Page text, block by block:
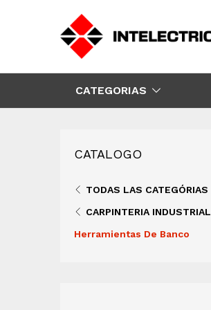
CATEGORIAS
CATALOGO
TODAS LAS CATEGÓRIAS
CARPINTERIA INDUSTRIAL
Herramientas De Banco